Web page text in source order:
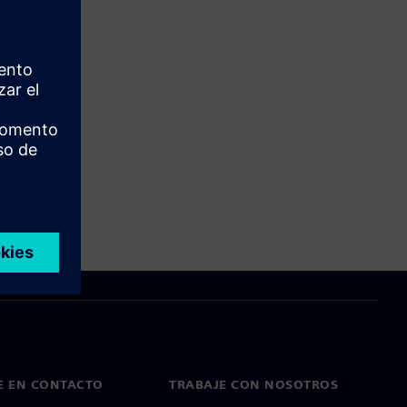
EN CONTACTO TRABAJE CON NOSOTROS